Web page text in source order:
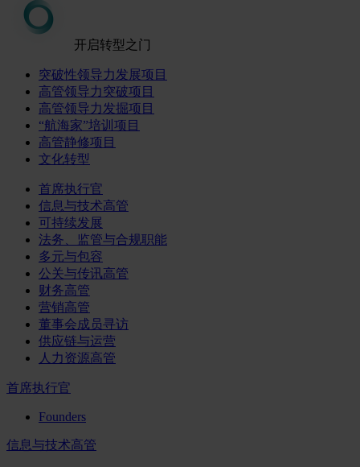
开启转型之门
突破性领导力发展项目
高管领导力突破项目
高管领导力发掘项目
“航海家”培训项目
高管静修项目
文化转型
首席执行官
信息与技术高管
可持续发展
法务、监管与合规职能
多元与包容
公关与传讯高管
财务高管
营销高管
董事会成员寻访
供应链与运营
人力资源高管
首席执行官
Founders
信息与技术高管